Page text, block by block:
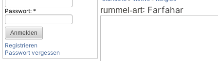
Passwort: *
Registrieren
Passwort vergessen
rummel-art: Farfahar